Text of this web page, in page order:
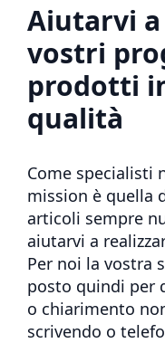
Aiutarvi
vostri
prodotti
qualità
Come specialisti
mission è quella
articoli sempre
aiutarvi a
Per noi la vostra
posto quindi per
o chiarimento
scrivendo o